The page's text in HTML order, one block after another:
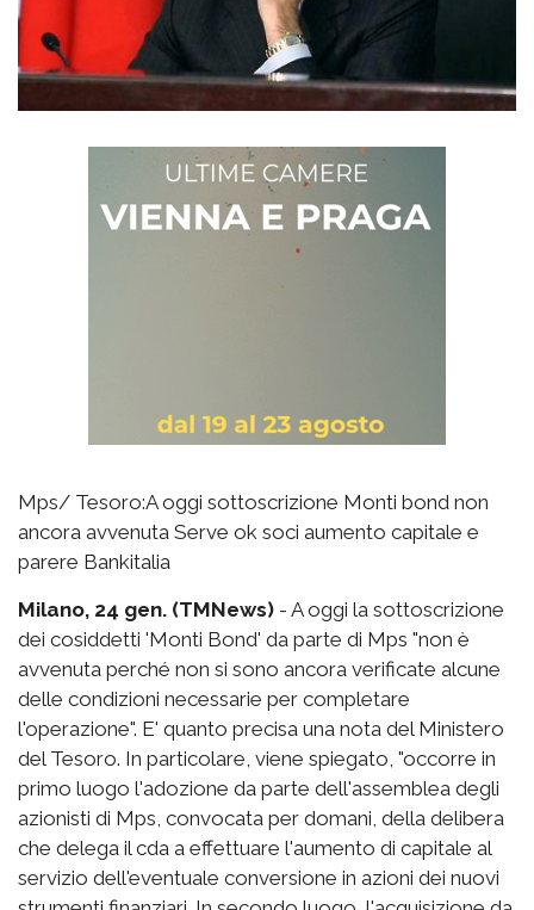
Mps/ Tesoro:A oggi sottoscrizione Monti bond non
ancora avvenuta Serve ok soci aumento capitale e
parere Bankitalia
Milano, 24 gen. (TMNews) - A oggi la sottoscrizione
dei cosiddetti 'Monti Bond' da parte di Mps "non è
avvenuta perché non si sono ancora verificate alcune
delle condizioni necessarie per completare
l'operazione". E' quanto precisa una nota del Ministero
del Tesoro. In particolare, viene spiegato, "occorre in
primo luogo l'adozione da parte dell'assemblea degli
azionisti di Mps, convocata per domani, della delibera
che delega il cda a effettuare l'aumento di capitale al
servizio dell'eventuale conversione in azioni dei nuovi